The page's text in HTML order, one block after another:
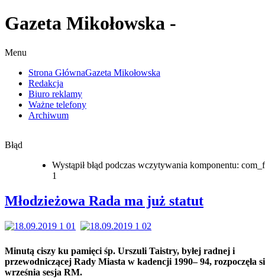
Gazeta Mikołowska -
Menu
Strona GłównaGazeta Mikołowska
Redakcja
Biuro reklamy
Ważne telefony
Archiwum
Błąd
Wystąpił błąd podczas wczytywania komponentu:
1
Młodzieżowa Rada ma już statut
Minutą ciszy ku pamięci śp. Urszuli Taistry, byłej radnej i
przewodniczącej Rady Miasta w kadencji 1990– 94, rozpoczęła
września sesja RM.